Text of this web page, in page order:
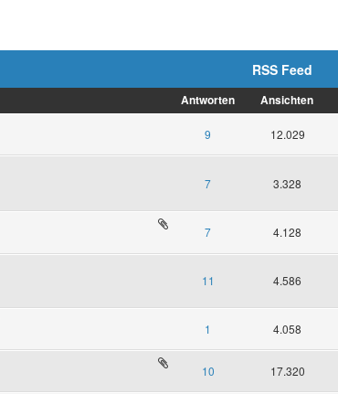
RSS Feed
Antworten Ansichten
9 12.029
7 3.328
7 4.128
11 4.586
1 4.058
10 17.320